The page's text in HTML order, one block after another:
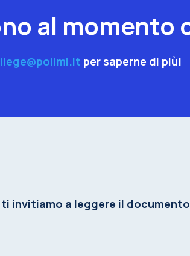
al momento
per saperne di più!
invitiamo a leggere il